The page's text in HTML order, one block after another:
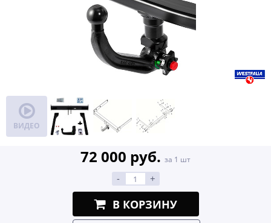
ВИДЕО
72 000 руб. за 1 шт
- +
В КОРЗИНУ